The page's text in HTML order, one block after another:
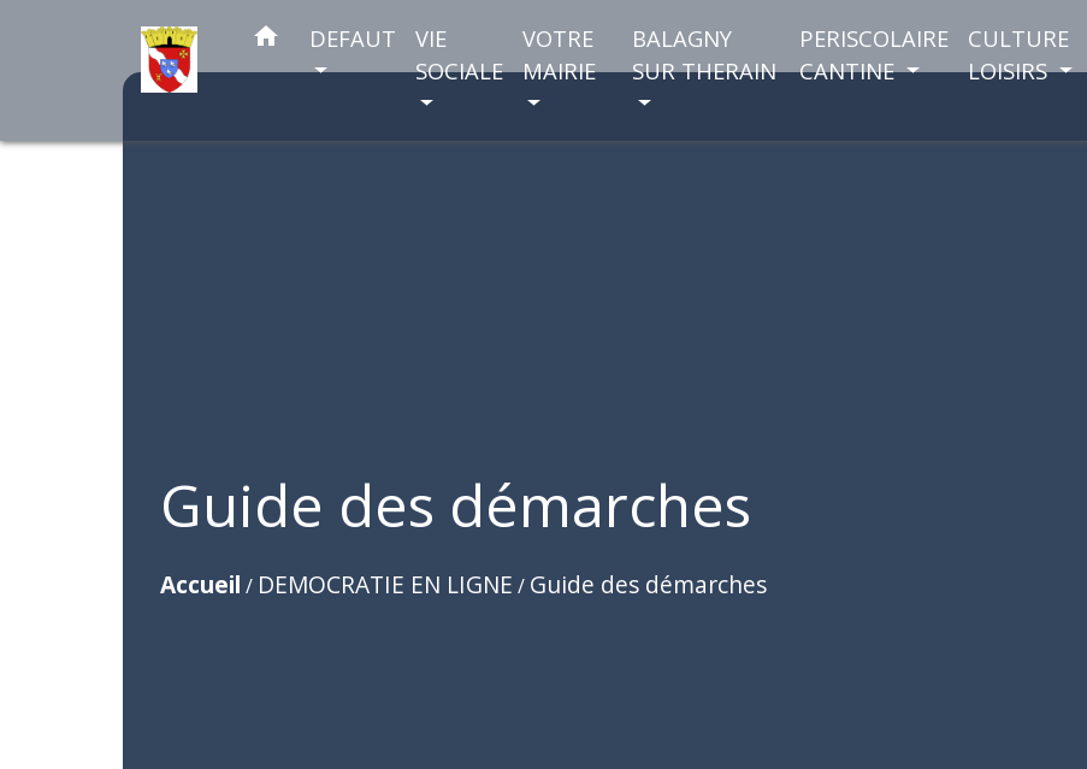
home DEFAUT
VIE
SOCIALE
VOTRE
MAIRIE
BALAGNY
SUR THERAIN
PERISCOLAIRE
CANTINE
CULTURE
LOISIRS
Guide des démarches
Accueil / DEMOCRATIE EN LIGNE / Guide des démarches